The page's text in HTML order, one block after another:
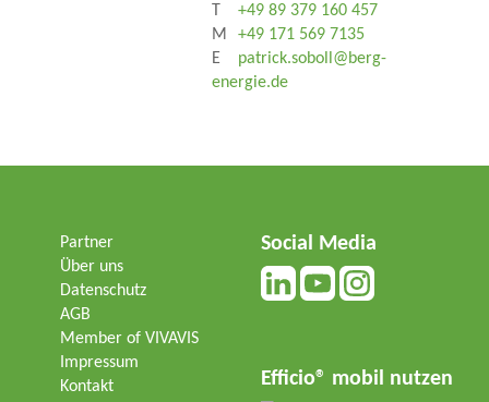
+49 89 379 160 457
M
+49 171 569 7135
E
patrick.soboll@berg-
energie.de
Partner
Über uns
Datenschutz
AGB
Member of VIVAVIS
Impressum
Kontakt
Social Media
Efficio® mobil nutzen